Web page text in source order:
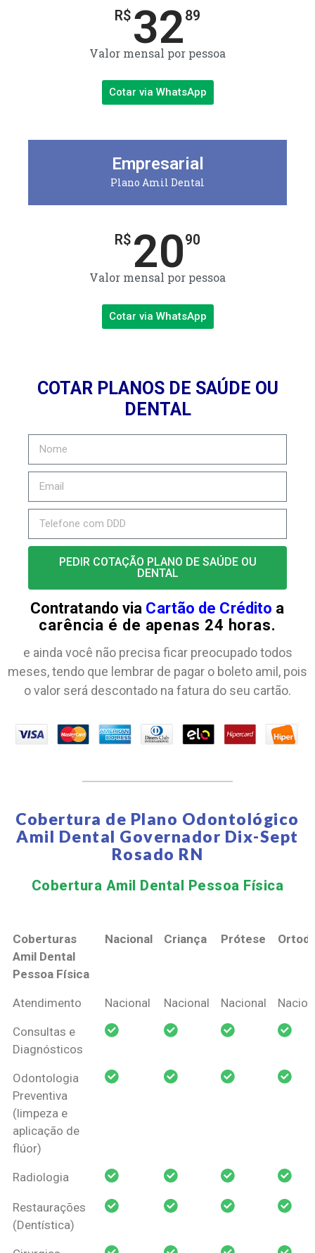
R$ 3289
Valor mensal por pessoa
Cotar via WhatsApp
Empresarial
Plano Amil Dental
R$ 2090
Valor mensal por pessoa
Cotar via WhatsApp
COTAR PLANOS DE SAÚDE OU
DENTAL
PEDIR COTAÇÃO PLANO DE SAÚDE OU
DENTAL
Contratando via Cartão de Crédito a
carência é de apenas 24 horas.
e ainda você não precisa ficar preocupado todos
meses, tendo que lembrar de pagar o boleto amil, pois
o valor será descontado na fatura do seu cartão.
Cobertura de Plano Odontológico
Amil Dental Governador Dix-Sept
Rosado RN
Cobertura Amil Dental Pessoa Física​
Coberturas
Amil Dental
Pessoa Física
Nacional Criança Prótese
Coberturas
Pessoa Física
Nacional Criança Prótese
Atendimento Nacional Nacional Nacional
Consultas e
Diagnósticos
Odontologia
Preventiva
(limpeza e
aplicação de
flúor)
Radiologia
Restaurações
(Dentística)